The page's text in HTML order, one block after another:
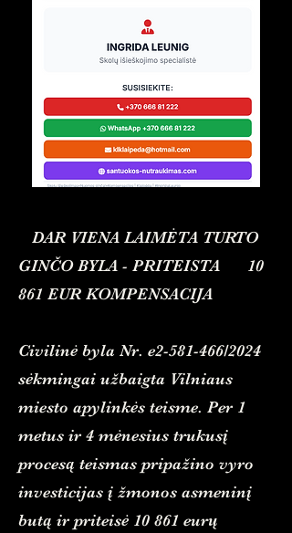
DAR VIENA LAIMĖTA TURTO
GINČO BYLA - PRITEISTA 10
861 EUR KOMPENSACIJA
Civilinė byla Nr. e2-581-466/2024
sėkmingai užbaigta Vilniaus
miesto apylinkės teisme. Per 1
metus ir 4 mėnesius trukusį
procesą teismas pripažino vyro
investicijas į žmonos asmeninį
butą ir priteisė 10 861 eurų